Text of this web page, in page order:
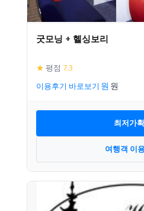
굿모닝 + 헬싱보리
★ 평점 7.3
이용후기 바로보기
최저가
여행객 이